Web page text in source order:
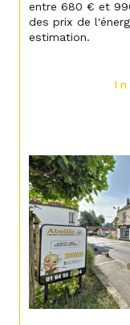
entre 680 € et
des prix de
estimation.